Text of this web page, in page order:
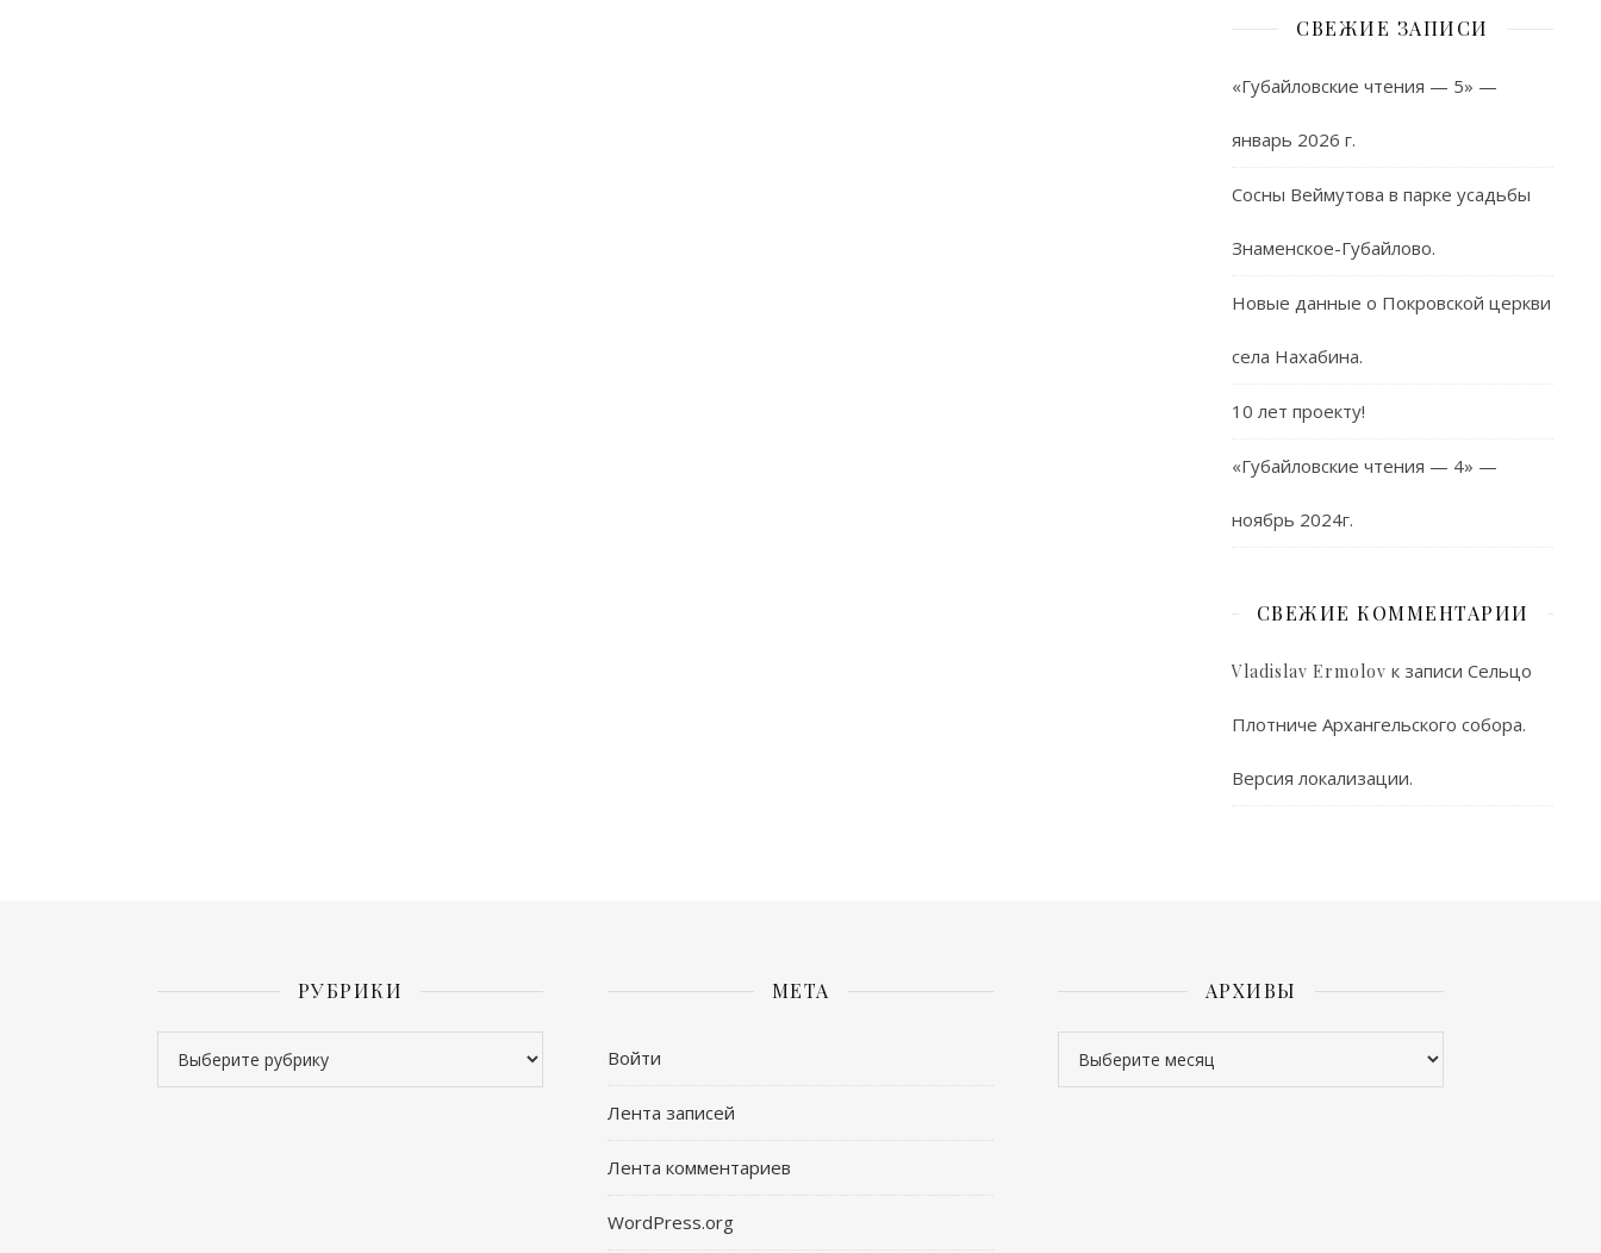
СВЕЖИЕ ЗАПИСИ
«Губайловские чтения — 5» —
январь 2026 г.
Сосны Веймутова в парке усадьбы
Знаменское-Губайлово.
Новые данные о Покровской церкви
села Нахабина.
10 лет проекту!
«Губайловские чтения — 4» —
ноябрь 2024г.
СВЕЖИЕ КОММЕНТАРИИ
Vladislav Ermolov к записи Сельцо
Плотниче Архангельского собора.
Версия локализации.
РУБРИКИ МЕТА
Войти
Лента записей
Лента комментариев
WordPress.org
АРХИВЫ